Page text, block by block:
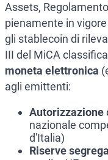
Assets,
pienamente in vigore
gli stablecoin di
III del MiCA
moneta elettronica
agli emittenti:
Autorizzazione
nazionale
d'Italia)
Riserve